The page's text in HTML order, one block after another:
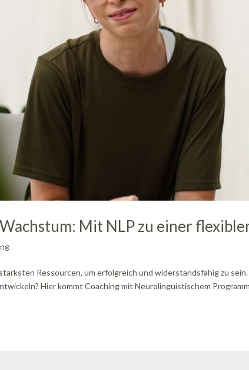
Mit NLP zu einer
Ressourcen, um erfolgreich und widerstandsfähig zu
Hier kommt Coaching mit Neurolinguistischem